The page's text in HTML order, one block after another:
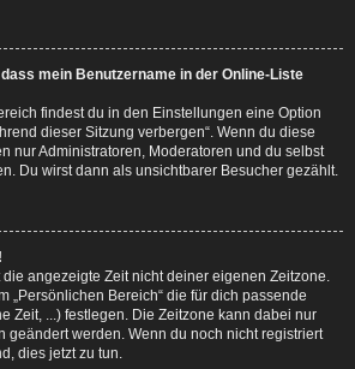
mein Benutzername in der Online-Liste
findest du in den Einstellungen eine Option
dieser Sitzung verbergen“. Wenn du diese
nur Administratoren, Moderatoren und du selbst
Du wirst dann als unsichtbarer Besucher gezählt.
angezeigte Zeit nicht deiner eigenen Zeitzone.
„Persönlichen Bereich“ die für dich passende
Zeit, ...) festlegen. Die Zeitzone kann dabei nur
geändert werden. Wenn du noch nicht registriert
dies jetzt zu tun.